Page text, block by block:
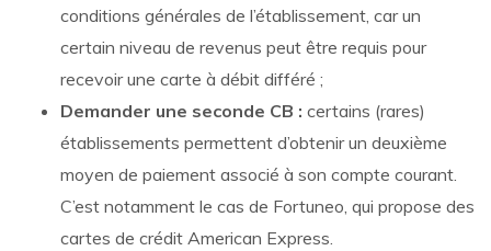
conditions générales de l’établissement, car un
certain niveau de revenus peut être requis pour
recevoir une carte à débit différé ;
Demander une seconde CB : certains (rares)
établissements permettent d’obtenir un deuxième
moyen de paiement associé à son compte courant.
C’est notamment le cas de Fortuneo, qui propose des
cartes de crédit American Express.